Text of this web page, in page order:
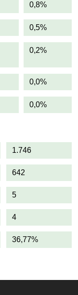
0,8%
0,5%
0,2%
0,0%
0,0%
1.746
642
5
4
36,77%